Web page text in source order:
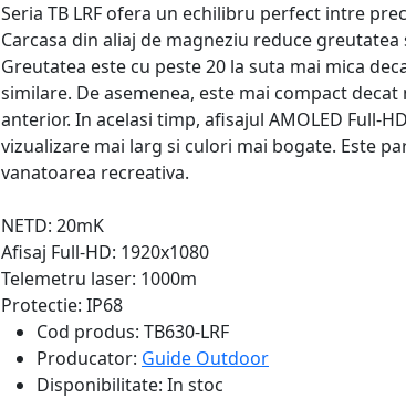
Seria TB LRF ofera un echilibru perfect intre
Carcasa din aliaj de magneziu reduce greutatea
Greutatea este cu peste 20 la suta mai mica
similare. De asemenea, este mai compact
anterior. In acelasi timp, afisajul AMOLED Full-
vizualizare mai larg si culori mai bogate. Este
vanatoarea recreativa.
NETD: 20mK
Afisaj Full-HD: 1920x1080
Telemetru laser: 1000m
Protectie: IP68
Cod produs: TB630-LRF
Producator: Guide Outdoor
Disponibilitate: In stoc